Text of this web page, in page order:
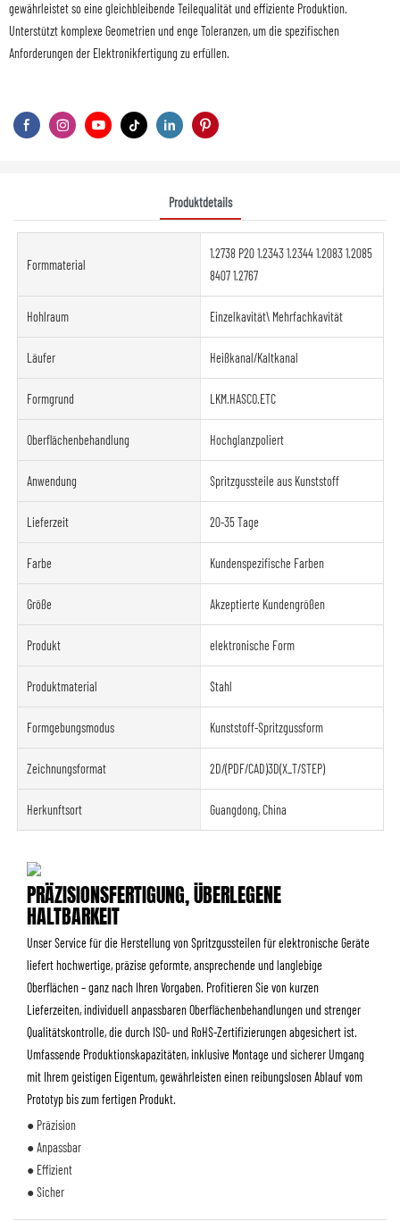
gewährleistet so eine gleichbleibende Teilequalität und effiziente Produktion.
Unterstützt komplexe Geometrien und enge Toleranzen, um die spezifischen
Anforderungen der Elektronikfertigung zu erfüllen.
Produktdetails
Formmaterial
1.2738 P20 1.2343 1.2344 1.2083 1.2085
8407 1.2767
Hohlraum Einzelkavität\ Mehrfachkavität
Läufer Heißkanal/Kaltkanal
Formgrund LKM.HASCO.ETC
Oberflächenbehandlung Hochglanzpoliert
Anwendung Spritzgussteile aus Kunststoff
Lieferzeit 20-35 Tage
Farbe Kundenspezifische Farben
Größe Akzeptierte Kundengrößen
Produkt elektronische Form
Produktmaterial Stahl
Formgebungsmodus Kunststoff-Spritzgussform
Zeichnungsformat 2D/(PDF/CAD)3D(X_T/STEP)
Herkunftsort Guangdong, China
PRÄZISIONSFERTIGUNG, ÜBERLEGENE
HALTBARKEIT
Unser Service für die Herstellung von Spritzgussteilen für elektronische Geräte
liefert hochwertige, präzise geformte, ansprechende und langlebige
Oberflächen – ganz nach Ihren Vorgaben. Profitieren Sie von kurzen
Lieferzeiten, individuell anpassbaren Oberflächenbehandlungen und strenger
Qualitätskontrolle, die durch ISO- und RoHS-Zertifizierungen abgesichert ist.
Umfassende Produktionskapazitäten, inklusive Montage und sicherer Umgang
mit Ihrem geistigen Eigentum, gewährleisten einen reibungslosen Ablauf vom
Prototyp bis zum fertigen Produkt.
● Präzision
● Anpassbar
● Effizient
● Sicher